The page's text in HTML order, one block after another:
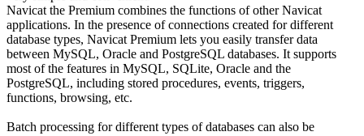
Navicat the Premium combines the functions of other Navicat
applications. In the presence of connections created for different
database types, Navicat Premium lets you easily transfer data
between MySQL, Oracle and PostgreSQL databases. It supports
most of the features in MySQL, SQLite, Oracle and the
PostgreSQL, including stored procedures, events, triggers,
functions, browsing, etc.
Batch processing for different types of databases can also be